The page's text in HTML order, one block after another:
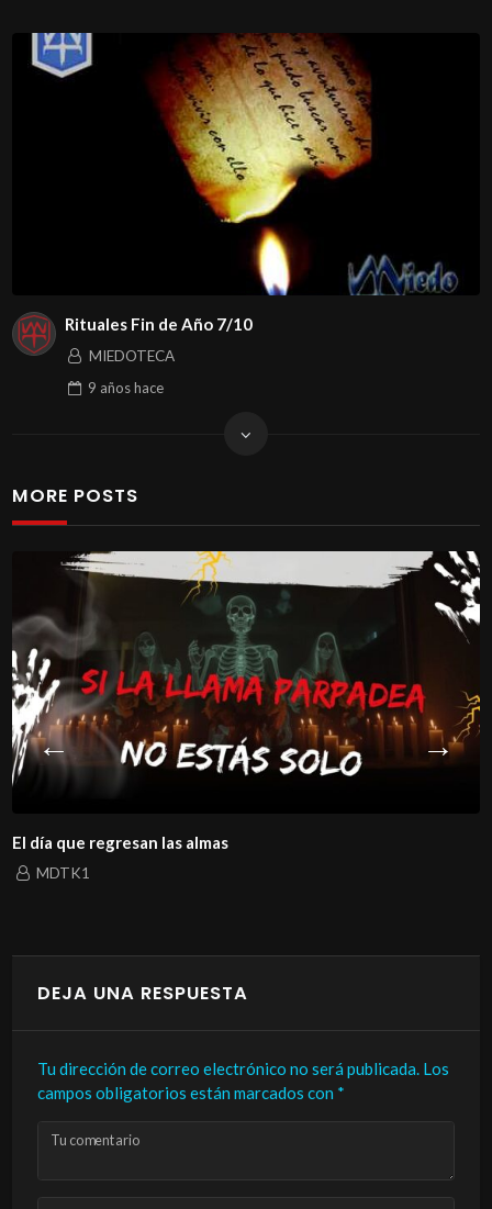
Rituales Fin de Año 7/10
MIEDOTECA
9 añoshace
MORE POSTS
El día que regresan las almas
MDTK1
DEJA UNA RESPUESTA
Tu dirección de correo electrónico no será publicada. Los
campos obligatorios están marcados con *
Tu comentario